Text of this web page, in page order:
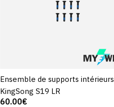
Ensemble de supports intérieurs
KingSong S19 LR
60.00€